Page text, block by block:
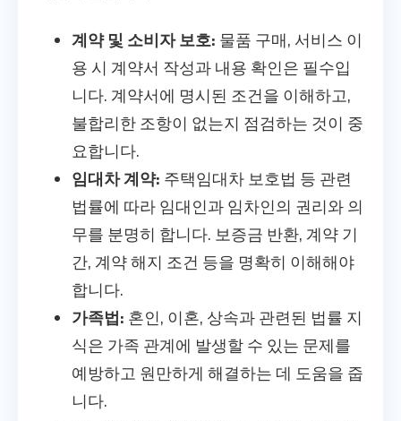
계약 및 소비자 보호: 물품 구매, 서비스 이
용 시 계약서 작성과 내용 확인은 필수입
니다. 계약서에 명시된 조건을 이해하고,
불합리한 조항이 없는지 점검하는 것이 중
요합니다.
임대차 계약: 주택임대차 보호법 등 관련
법률에 따라 임대인과 임차인의 권리와 의
무를 분명히 합니다. 보증금 반환, 계약 기
간, 계약 해지 조건 등을 명확히 이해해야
합니다.
가족법: 혼인, 이혼, 상속과 관련된 법률 지
식은 가족 관계에 발생할 수 있는 문제를
예방하고 원만하게 해결하는 데 도움을 줍
니다.